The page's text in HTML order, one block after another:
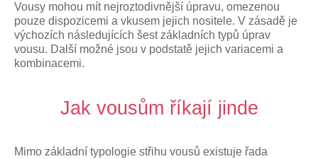
Vousy mohou mít nejroztodivnější úpravu, omezenou
pouze dispozicemi a vkusem jejich nositele. V zásadě je
výchozích následujících šest základních typů úprav
vousu. Další možné jsou v podstatě jejich variacemi a
kombinacemi.
Jak vousům říkají jinde
Mimo základní typologie střihu vousů existuje řada